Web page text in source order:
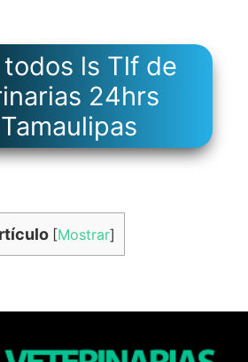
todos ls Tlf de
24hrs
[Mostrar]